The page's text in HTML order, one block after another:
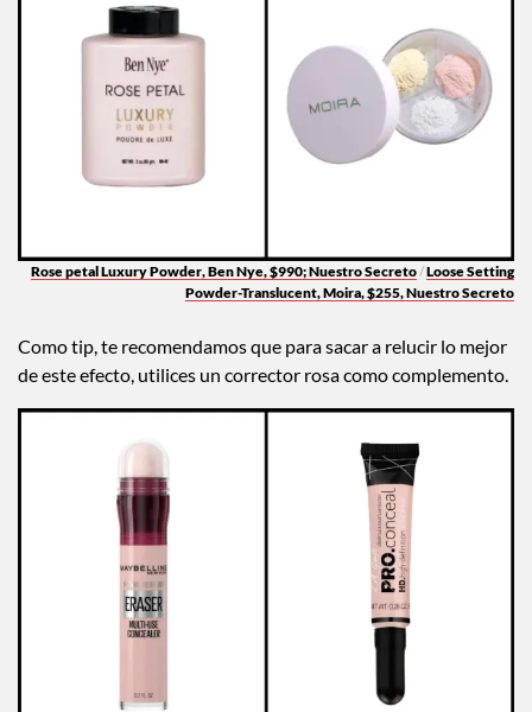
Rose petal Luxury Powder, Ben Nye, $990; Nuestro Secreto/Loose Setting
Powder-Translucent, Moira, $255, Nuestro Secreto
Como tip, te recomendamos que para sacar a relucir lo mejor
de este efecto, utilices un corrector rosa como complemento.